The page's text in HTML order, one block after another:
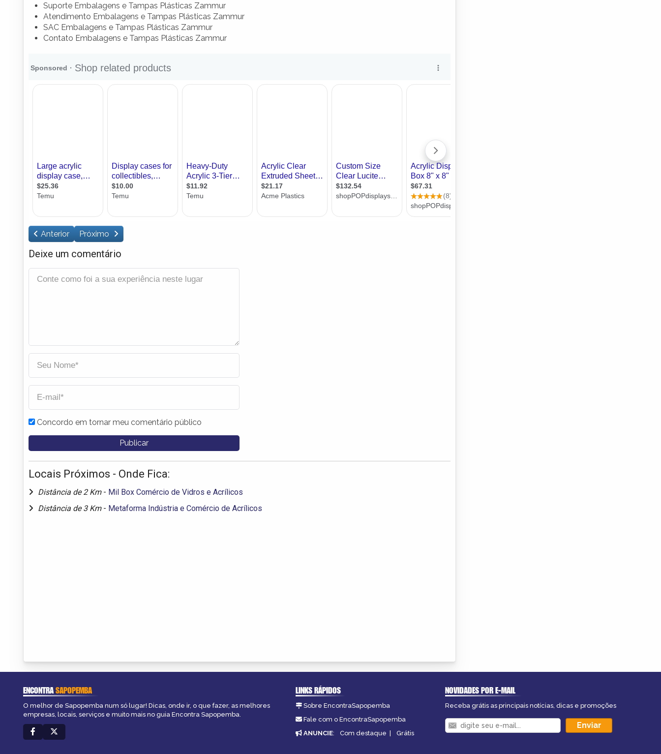
Suporte Embalagens e Tampas Plásticas Zammur
Atendimento Embalagens e Tampas Plásticas Zammur
SAC Embalagens e Tampas Plásticas Zammur
Contato Embalagens e Tampas Plásticas Zammur
Anterior Próximo
Deixe um comentário
Concordo em tornar meu comentário público
Locais Próximos - Onde Fica:
Distância de 2 Km - Mil Box Comércio de Vidros e Acrílicos
Distância de 3 Km - Metaforma Indústria e Comércio de Acrílicos
ENCONTRASAPOPEMBA
O melhor de Sapopemba num só lugar! Dicas, onde ir, o que fazer, as melhores
empresas, locais, serviços e muito mais no guia Encontra Sapopemba.
LINKS RÁPIDOS
Sobre EncontraSapopemba
Fale com o EncontraSapopemba
ANUNCIE: Com destaque | Grátis
NOVIDADES POR E-MAIL
Receba grátis as principais notícias, dicas e promoções